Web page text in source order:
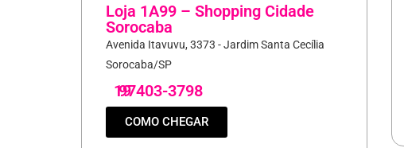
Loja 1A99 – Shopping Cidade
Sorocaba
Avenida Itavuvu, 3373 - Jardim Santa Cecília
Sorocaba/SP
19
97403-3798
COMO CHEGAR